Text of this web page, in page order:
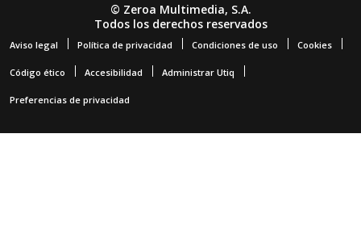
© Zeroa Multimedia, S.A.
Todos los derechos reservados
Aviso legal Política de privacidad Condiciones de uso Cookies
Código ético Accesibilidad Administrar Utiq
Preferencias de privacidad